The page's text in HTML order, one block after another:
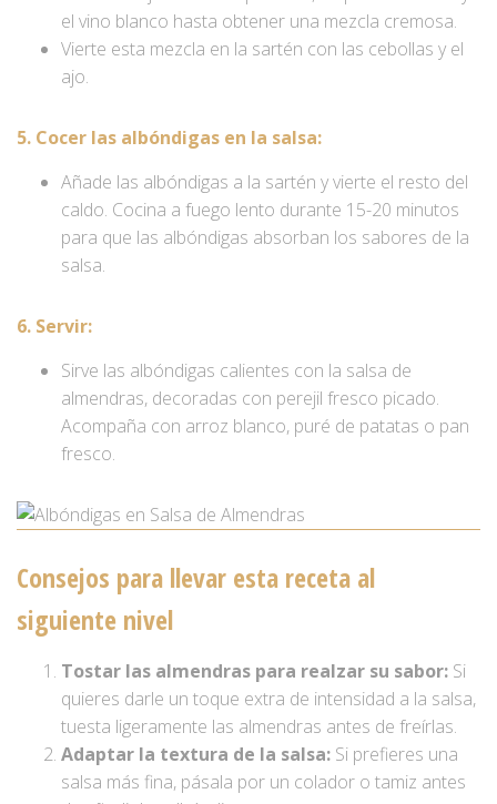
el vino blanco hasta obtener una mezcla cremosa.
Vierte esta mezcla en la sartén con las cebollas y el
ajo.
5. Cocer las albóndigas en la salsa:
Añade las albóndigas a la sartén y vierte el resto del
caldo. Cocina a fuego lento durante 15-20 minutos
para que las albóndigas absorban los sabores de la
salsa.
6. Servir:
Sirve las albóndigas calientes con la salsa de
almendras, decoradas con perejil fresco picado.
Acompaña con arroz blanco, puré de patatas o pan
fresco.
Consejos para llevar esta receta al
siguiente nivel
Tostar las almendras para realzar su sabor: Si
quieres darle un toque extra de intensidad a la salsa,
tuesta ligeramente las almendras antes de freírlas.
Adaptar la textura de la salsa: Si prefieres una
salsa más fina, pásala por un colador o tamiz antes